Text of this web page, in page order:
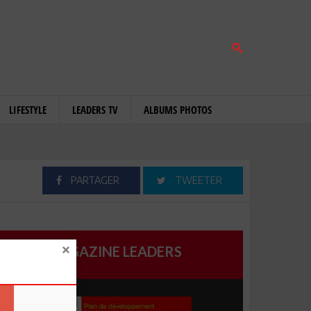
LIFESTYLE LEADERS TV ALBUMS PHOTOS
PARTAGER TWEETER
MAGAZINE LEADERS